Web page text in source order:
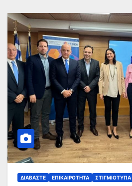
ΔΙΑΒΆΣΤΕ ΕΠΙΚΑΙΡΌΤΗΤΑ ΣΤΙΓΜΙΌΤΥΠΑ